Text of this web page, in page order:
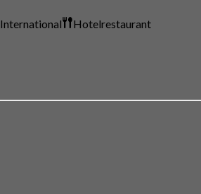
International Hotelrestaurant